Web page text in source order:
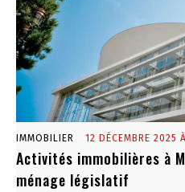
IMMOBILIER 12 DÉCEMBRE 2025
Activités immobilières à
ménage législatif